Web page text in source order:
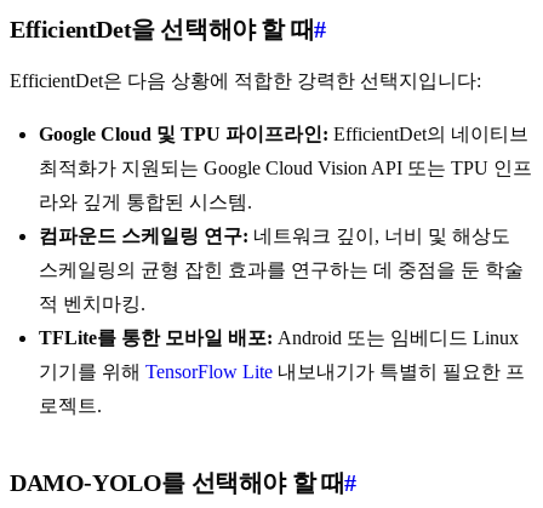
EfficientDet을 선택해야 할 때#
EfficientDet은 다음 상황에 적합한 강력한 선택지입니다:
Google Cloud 및 TPU 파이프라인: EfficientDet의 네이티브
최적화가 지원되는 Google Cloud Vision API 또는 TPU 인프
라와 깊게 통합된 시스템.
컴파운드 스케일링 연구: 네트워크 깊이, 너비 및 해상도
스케일링의 균형 잡힌 효과를 연구하는 데 중점을 둔 학술
적 벤치마킹.
TFLite를 통한 모바일 배포: Android 또는 임베디드 Linux
기기를 위해 TensorFlow Lite 내보내기가 특별히 필요한 프
로젝트.
DAMO-YOLO를 선택해야 할 때#